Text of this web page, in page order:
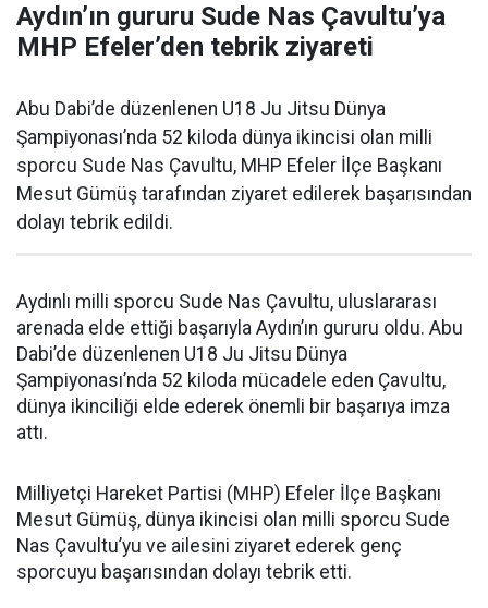
Aydın’ın gururu Sude Nas Çavultu’ya
MHP Efeler’den tebrik ziyareti
Abu Dabi’de düzenlenen U18 Ju Jitsu Dünya
Şampiyonası’nda 52 kiloda dünya ikincisi olan milli
sporcu Sude Nas Çavultu, MHP Efeler İlçe Başkanı
Mesut Gümüş tarafından ziyaret edilerek başarısından
dolayı tebrik edildi.
Aydınlı milli sporcu Sude Nas Çavultu, uluslararası
arenada elde ettiği başarıyla Aydın’ın gururu oldu. Abu
Dabi’de düzenlenen U18 Ju Jitsu Dünya
Şampiyonası’nda 52 kiloda mücadele eden Çavultu,
dünya ikinciliği elde ederek önemli bir başarıya imza
attı.
Milliyetçi Hareket Partisi (MHP) Efeler İlçe Başkanı
Mesut Gümüş, dünya ikincisi olan milli sporcu Sude
Nas Çavultu’yu ve ailesini ziyaret ederek genç
sporcuyu başarısından dolayı tebrik etti.